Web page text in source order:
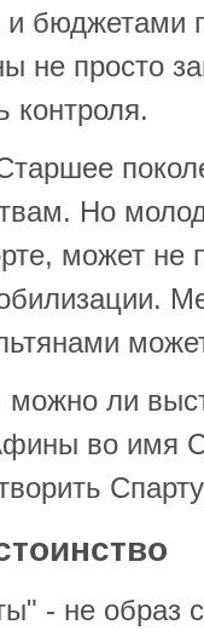
и бюджетами
не просто
контроля.
Но
может не
можно ли
во имя
- не образ